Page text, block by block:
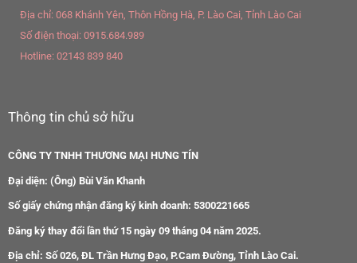
Địa chỉ: 068 Khánh Yên, Thôn Hồng Hà, P. Lào Cai, Tỉnh Lào Cai
Số điện thoại: 0915.684.989
Hotline: 02143 839 840
Thông tin chủ sở hữu
CÔNG TY TNHH THƯƠNG MẠI HƯNG TÍN
Đại diện: (Ông) Bùi Văn Khanh
Số giấy chứng nhận đăng ký kinh doanh: 5300221665
Đăng ký thay đổi lần thứ 15 ngày 09 tháng 04 năm 2025.
Địa chỉ: Số 026, ĐL Trần Hưng Đạo, P.Cam Đường, Tỉnh Lào Cai.